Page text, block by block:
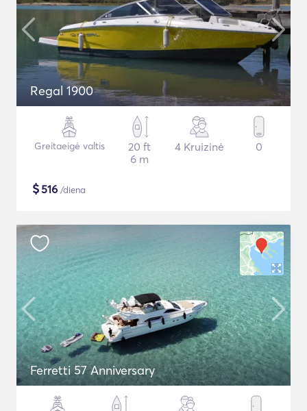
Regal 1900
Greitaeigė valtis
20 ft
6 m
4 Kruizinė 0
$516 /diena
Ferretti 57 Anniversary